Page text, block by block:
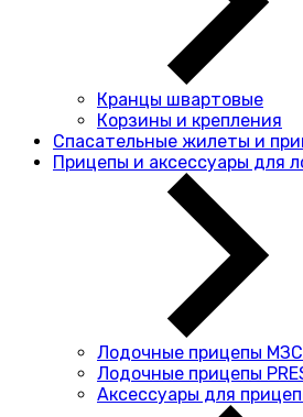
Кранцы швартовые
Корзины и крепления
Спасательные жилеты и
Прицепы и аксессуары для
Лодочные прицепы
Лодочные прицепы
Аксессуары для